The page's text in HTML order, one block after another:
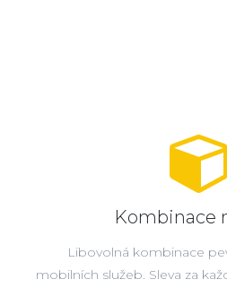
Kombinace
Libovolná kombinace
mobilních služeb. Sleva za